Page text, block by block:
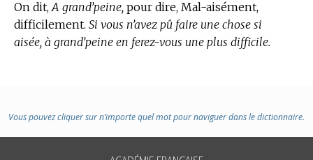
On dit,A grand’peine, pour dire, Mal-aisément,
difficilement. Si vous n’avez pû faire une chose si
aisée, à grand’peine en ferez-vous une plus difficile.
Vous pouvez cliquer sur n’importe quel mot pour naviguer dans le dictionnaire.